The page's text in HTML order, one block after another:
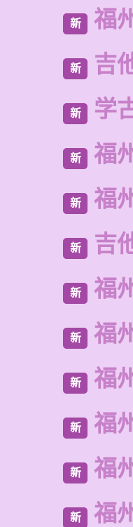
新 福
新 吉
新 学
新 福
新 福
新 吉
新 福
新 福
新 福
新 福
新 福
新 福